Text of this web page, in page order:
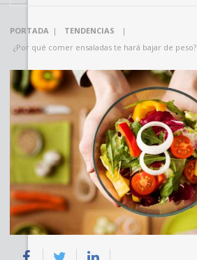
PORTADA | TENDENCIAS
|
¿Por qué comer ensaladas te hará bajar de peso?